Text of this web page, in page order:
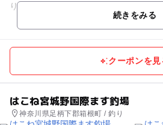
りの魚、キラキラの宝石、見たことな
続きをみる
クーポンを見
はこね宮城野国際ます釣場
神奈川県足柄下郡箱根町 / 釣り